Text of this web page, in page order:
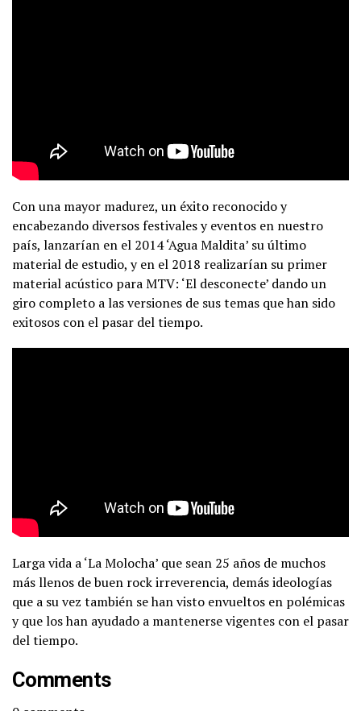
Con una mayor madurez, un éxito reconocido y
encabezando diversos festivales y eventos en nuestro
país, lanzarían en el 2014 ‘Agua Maldita’ su último
material de estudio, y en el 2018 realizarían su primer
material acústico para MTV: ‘El desconecte’ dando un
giro completo a las versiones de sus temas que han sido
exitosos con el pasar del tiempo.
Larga vida a ‘La Molocha’ que sean 25 años de muchos
más llenos de buen rock irreverencia, demás ideologías
que a su vez también se han visto envueltos en polémicas
y que los han ayudado a mantenerse vigentes con el pasar
del tiempo.
Comments